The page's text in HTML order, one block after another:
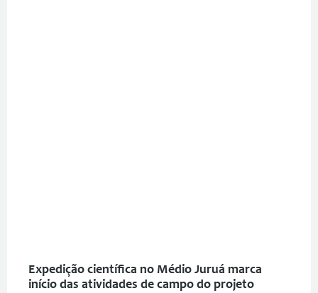
Expedição científica no Médio Juruá marca
início das atividades de campo do projeto